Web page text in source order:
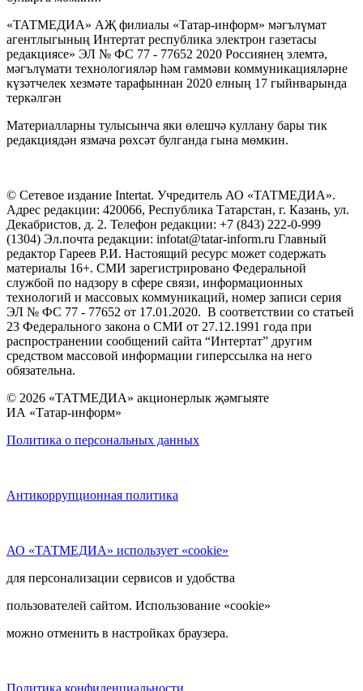
«ТАТМЕДИА» АҖ филиалы «Татар-информ» мәгълүмат
агентлыгының Интертат республика электрон газетасы
редакциясе» ЭЛ № ФС 77 - 77652 2020 Россиянең элемтә,
мәгълүмати технологияләр һәм гаммәви коммуникацияләрне
күзәтчелек хезмәте тарафыннан 2020 елның 17 гыйнварында
теркәлгән
Материалларны тулысынча яки өлешчә куллану бары тик
редакциядән язмача рөхсәт булганда гына мөмкин.
© Сетевое издание Intertat. Учредитель АО «ТАТМЕДИА».
Адрес редакции: 420066, Республика Татарстан, г. Казань, ул.
Декабристов, д. 2. Телефон редакции: +7 (843) 222-0-999
(1304) Эл.почта редакции: infotat@tatar-inform.ru Главный
редактор Гареев Р.И. Настоящий ресурс может содержать
материалы 16+. СМИ зарегистрировано Федеральной
службой по надзору в сфере связи, информационных
технологий и массовых коммуникаций, номер записи серия
ЭЛ № ФС 77 - 77652 от 17.01.2020. В соответствии со статьей
23 Федерального закона о СМИ от 27.12.1991 года при
распространении сообщений сайта “Интертат” другим
средством массовой информации гиперссылка на него
обязательна.
© 2026 «ТАТМЕДИА» акционерлык җәмгыяте
ИА «Татар-информ»
Политика о персональных данных
Антикоррупционная политика
АО «ТАТМЕДИА» использует «cookie»
для персонализации сервисов и удобства
пользователей сайтом. Использование «cookie»
можно отменить в настройках браузера.
Политика конфиденциальности